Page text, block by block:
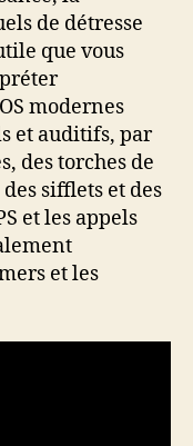
de détresse
que vous
modernes
et auditifs, par
des torches de
sifflets et des
et les appels
et les